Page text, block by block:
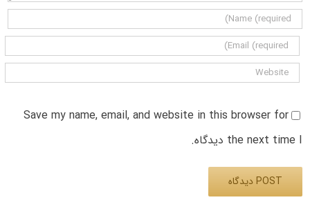
Save my name, email, and website in this browser for
the next time I دیدگاه.